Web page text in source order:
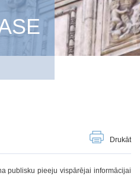
Drukāt
publisku pieeju vispārējai informācijai